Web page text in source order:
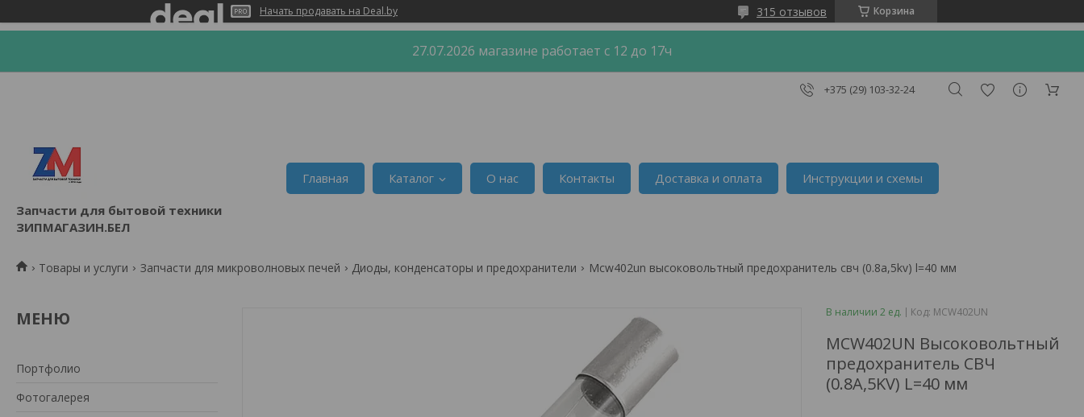
Начать продавать на Deal.by Корзина
315 отзывов
27.07.2026 магазине работает с 12 до 17ч
+375 (29) 103-32-24
Запчасти для бытовой техники
ЗИПМАГАЗИН.БЕЛ
Главная Каталог О нас Контакты Доставка и оплата Инструкции и схемы
Товары и услуги Запчасти для микроволновых печей Диоды, конденсаторы и предохранители Mcw402un высоковольтный предохранитель свч (0.8a,5kv) l=40 мм
Портфолио
Фотогалерея
В наличии 2 ед. Код: MCW402UN
MCW402UN Высоковольтный
предохранитель СВЧ
(0.8A,5KV) L=40 мм